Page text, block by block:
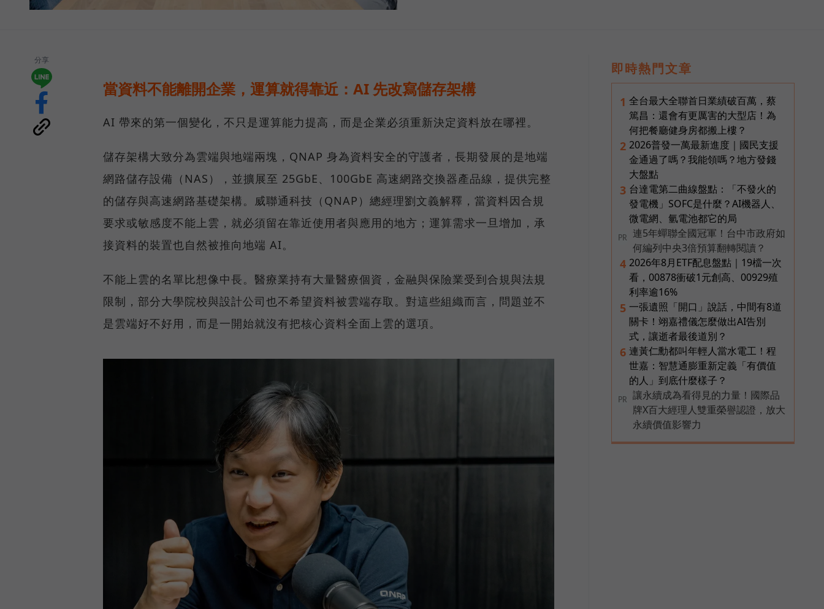
分享
當資料不能離開企業，運算就得靠近：AI 先改寫儲存架構
AI 帶來的第一個變化，不只是運算能力提高，而是企業必須重新決定資料放在哪裡。
儲存架構大致分為雲端與地端兩塊，QNAP 身為資料安全的守護者，長期發展的是地端
網路儲存設備（NAS），並擴展至 25GbE、100GbE 高速網路交換器產品線，提供完整
的儲存與高速網路基礎架構。威聯通科技（QNAP）總經理劉文義解釋，當資料因合規
要求或敏感度不能上雲，就必須留在靠近使用者與應用的地方；運算需求一旦增加，承
接資料的裝置也自然被推向地端 AI。
不能上雲的名單比想像中長。醫療業持有大量醫療個資，金融與保險業受到合規與法規
限制，部分大學院校與設計公司也不希望資料被雲端存取。對這些組織而言，問題並不
是雲端好不好用，而是一開始就沒有把核心資料全面上雲的選項。
即時熱門文章
1 全台最大全聯首日業績破百萬，蔡
篤昌：還會有更厲害的大型店！為
何把餐廳健身房都搬上樓？
2 2026普發一萬最新進度｜國民支援
金通過了嗎？我能領嗎？地方發錢
大盤點
3 台達電第二曲線盤點：「不發火的
發電機」SOFC是什麼？AI機器人、
微電網、氫電池都它的局
PR
連5年蟬聯全國冠軍！台中市政府如
何編列中央3倍預算翻轉閱讀？
4 2026年8月ETF配息盤點｜19檔一次
看，00878衝破1元創高、00929殖
利率逾16%
5 一張遺照「開口」說話，中間有8道
關卡！翊嘉禮儀怎麼做出AI告別
式，讓逝者最後道別？
6 連黃仁勳都叫年輕人當水電工！程
世嘉：智慧通膨重新定義「有價值
的人」到底什麼樣子？
PR
讓永續成為看得見的力量！國際品
牌X百大經理人雙重榮譽認證，放大
永續價值影響力